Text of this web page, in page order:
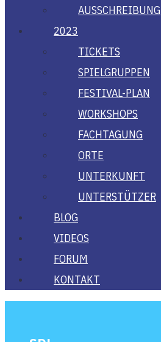
AUS­SCHREI­BUNG
2023
TICKETS
SPIEL­GRUP­PEN
FES­­TI­­VAL-PLAN
WORK­SHOPS
FACH­TA­GUNG
ORTE
UNTER­KUNFT
UNTER­STÜT­ZER
BLOG
VIDE­OS
FORUM
KON­TAKT